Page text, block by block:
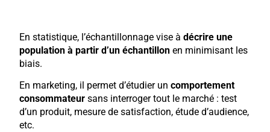
En statistique, l’échantillonnage vise àdécrire une
population à partir d’un échantillon en minimisant les
biais.
En marketing, il permet d’étudier uncomportement
consommateur sans interroger tout le marché : test
d’un produit, mesure de satisfaction, étude d’audience,
etc.